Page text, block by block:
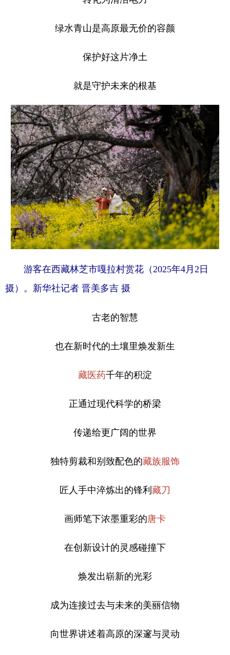
绿水青山是高原最无价的容颜
保护好这片净土
就是守护未来的根基
游客在西藏林芝市嘎拉村赏花（2025年4月2日
摄）。新华社记者 晋美多吉 摄
古老的智慧
也在新时代的土壤里焕发新生
藏医药千年的积淀
正通过现代科学的桥梁
传递给更广阔的世界
独特剪裁和别致配色的藏族服饰
匠人手中淬炼出的锋利 藏刀
画师笔下浓墨重彩的唐卡
在创新设计的灵感碰撞下
焕发出崭新的光彩
成为连接过去与未来的美丽信物
向世界讲述着高原的深邃与灵动